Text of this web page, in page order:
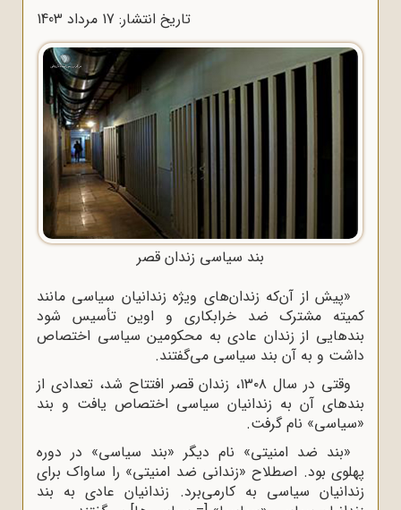
تاریخ انتشار: 17 مرداد 1403
بند سیاسی زندان قصر
«پیش از آن‌که زندان‌های ویژه زندانیان سیاسی مانند
کمیته مشترک ضد خرابکاری و اوین تأسیس شود
بندهایی از زندان عادی به محکومین سیاسی اختصاص
داشت و به آن بند سیاسی می‌‌گفتند.
وقتی در سال ۱۳۰۸، زندان قصر افتتاح شد، تعدادی از
بندهای آن به زندانیان سیاسی اختصاص یافت و بند
«سیاسی» نام گرفت.
«بند ضد امنیتی» نام دیگر «بند سیاسی» در دوره
پهلوی بود. اصطلاح «زندانی ضد امنیتی» را ساواک برای
زندانیان سیاسی به کارمی‌برد. زندانیان عادی به بند